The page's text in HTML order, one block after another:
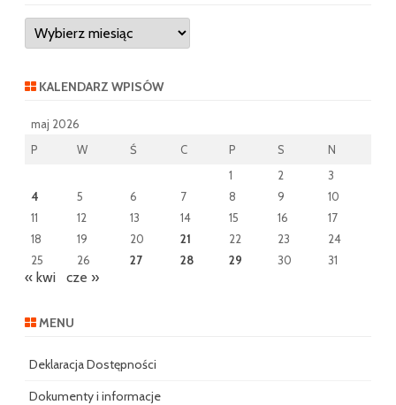
Archiwum
wpisów
KALENDARZ WPISÓW
maj 2026
P
W Ś C P S
N
1
2
3
4
5 6 7 8 9
10
11
12 13 14 15 16
17
18
19 20 21 22 23
24
25
26 27 28 29 30 31
« kwi cze »
MENU
Deklaracja Dostępności
Dokumenty i informacje